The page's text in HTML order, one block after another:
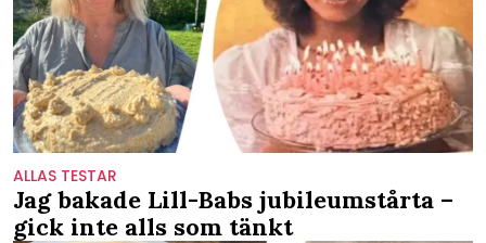
ALLAS TESTAR
Jag bakade Lill-Babs jubileumstårta –
gick inte alls som tänkt